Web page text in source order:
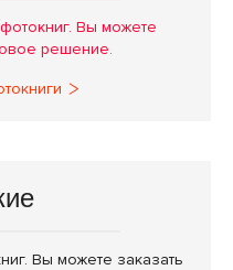
Вы можете
решение.
Вы можете заказать